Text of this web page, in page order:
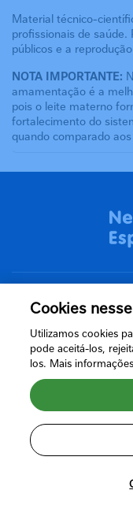
Material técnico-
profissionais de saúde.
públicos e a
NOTA IMPORTANTE:
amamentação é a
pois o leite materno
fortalecimento do
quando comparado
Nestlé ©
Cookies
Utilizamos cookies
pode aceitá-los,
los. Mais